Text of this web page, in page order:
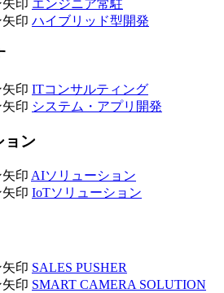
エンジニア常駐
ハイブリッド型開発
ITコンサルティング
システム・アプリ開発
ョン
AIソリューション
IoTソリューション
SALES PUSHER
SMART CAMERA SOLUTION